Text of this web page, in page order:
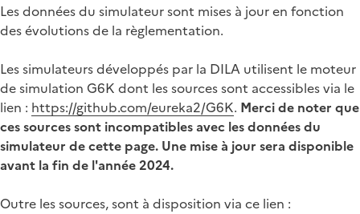
Les données du simulateur sont mises à jour en fonction
des évolutions de la règlementation.
Les simulateurs développés par la DILA utilisent le moteur
de simulation G6K dont les sources sont accessibles via le
lien : https://github.com/eureka2/G6K. Merci de noter que
ces sources sont incompatibles avec les données du
simulateur de cette page. Une mise à jour sera disponible
avant la fin de l'année 2024.
Outre les sources, sont à disposition via ce lien :